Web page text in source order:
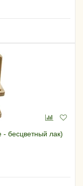
бесцветный лак)